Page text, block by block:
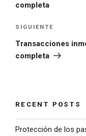
completa
SIGUIENTE
Transacciones
completa
RECENT POSTS
Protección de los